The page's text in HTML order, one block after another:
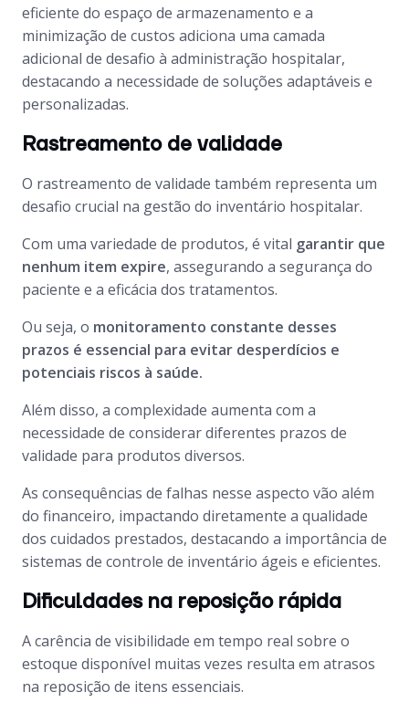
eficiente do espaço de armazenamento e a
minimização de custos adiciona uma camada
adicional de desafio à administração hospitalar,
destacando a necessidade de soluções adaptáveis e
personalizadas.
Rastreamento de validade
O rastreamento de validade também representa um
desafio crucial na gestão do inventário hospitalar.
Com uma variedade de produtos, é vital garantir que
nenhum item expire, assegurando a segurança do
paciente e a eficácia dos tratamentos.
Ou seja, o monitoramento constante desses
prazos é essencial para evitar desperdícios e
potenciais riscos à saúde.
Além disso, a complexidade aumenta com a
necessidade de considerar diferentes prazos de
validade para produtos diversos.
As consequências de falhas nesse aspecto vão além
do financeiro, impactando diretamente a qualidade
dos cuidados prestados, destacando a importância de
sistemas de controle de inventário ágeis e eficientes.
Dificuldades na reposição rápida
A carência de visibilidade em tempo real sobre o
estoque disponível muitas vezes resulta em atrasos
na reposição de itens essenciais.